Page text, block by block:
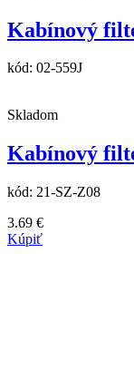
Kabínový
kód: 02-559J
Skladom
Kabínový
kód: 21-SZ-Z08
3.69 €
Kúpiť